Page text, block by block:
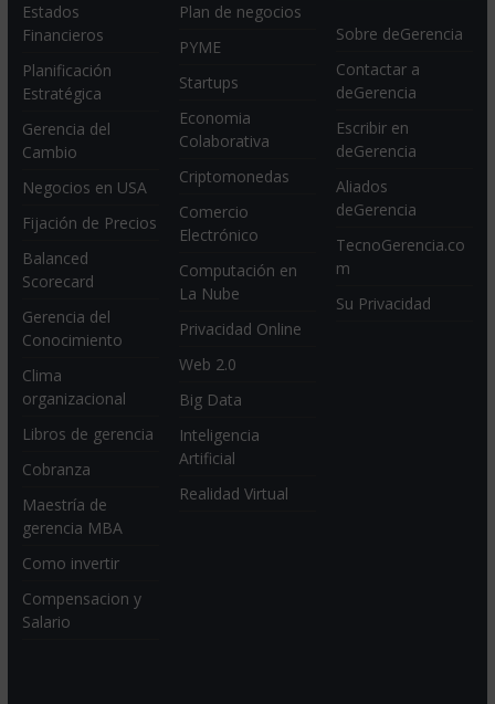
Estados
Financieros
Planificación
Estratégica
Gerencia del
Cambio
Negocios en USA
Fijación de Precios
Balanced
Scorecard
Gerencia del
Conocimiento
Clima
organizacional
Libros de gerencia
Cobranza
Maestría de
gerencia MBA
Como invertir
Compensacion y
Salario
Plan de negocios
PYME
Startups
Economia
Colaborativa
Criptomonedas
Comercio
Electrónico
Computación en
La Nube
Privacidad Online
Web 2.0
Big Data
Inteligencia
Artificial
Realidad Virtual
Sobre deGerencia
Contactar a
deGerencia
Escribir en
deGerencia
Aliados
deGerencia
TecnoGerencia.co
m
Su Privacidad